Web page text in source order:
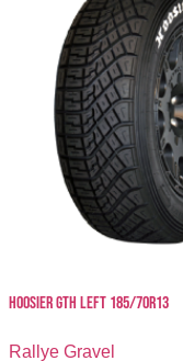
HOOSIER GTH LEFT 185/70R13
Rallye Gravel